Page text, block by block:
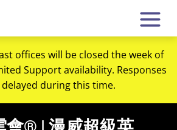
offices will be closed the week of
Support availability. Responses
delayed during this time.